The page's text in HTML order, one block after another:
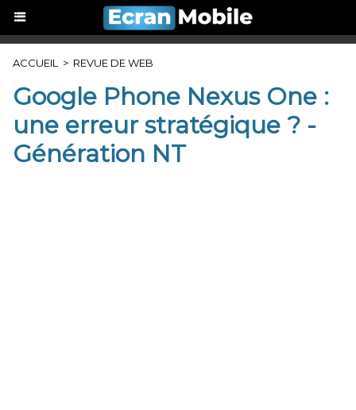
ACCUEIL > REVUE DE WEB
Google Phone Nexus One :
une erreur stratégique ? -
Génération NT